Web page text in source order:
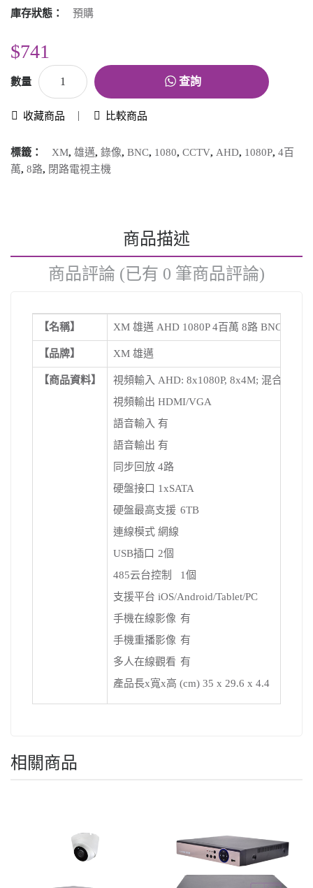
庫存狀態：
預購
$741
數量 查詢
收藏商品 比較商品
標籤： XM, 雄邁, 錄像, BNC, 1080, CCTV, AHD, 1080P, 4百
萬, 8路, 閉路電視主機
商品描述
商品評論 (已有 0 筆商品評論)
【名稱】 XM 雄邁 AHD 1080P 4百萬 8路 BNC 閉路
【品牌】 XM 雄邁
【商品資料】 視頻輸入 AHD: 8x1080P, 8x4M; 混合:
視頻輸出 HDMI/VGA
語音輸入 有
語音輸出 有
同步回放 4路
硬盤接口 1xSATA
硬盤最高支援 6TB
連線模式 網線
USB插口 2個
485云台控制
1個
支援平台 iOS/Android/Tablet/PC
手機在線影像 有
手機重播影像 有
多人在線觀看 有
產品長x寬x高 (cm) 35 x 29.6 x 4.4
相關商品